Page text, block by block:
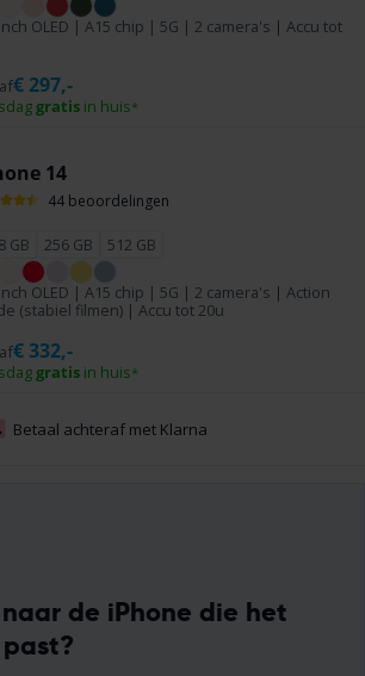
OLED | A15 chip | 5G | 2 camera's | Accu tot
gratis in huis*
€ 297,-
14
44 beoordelingen
GB 256 GB 512 GB
OLED | A15 chip | 5G | 2 camera's | Action
(stabiel filmen) | Accu tot 20u
gratis in huis*
€332,-
de iPhone die het
23:59besteld, dinsdaggratis